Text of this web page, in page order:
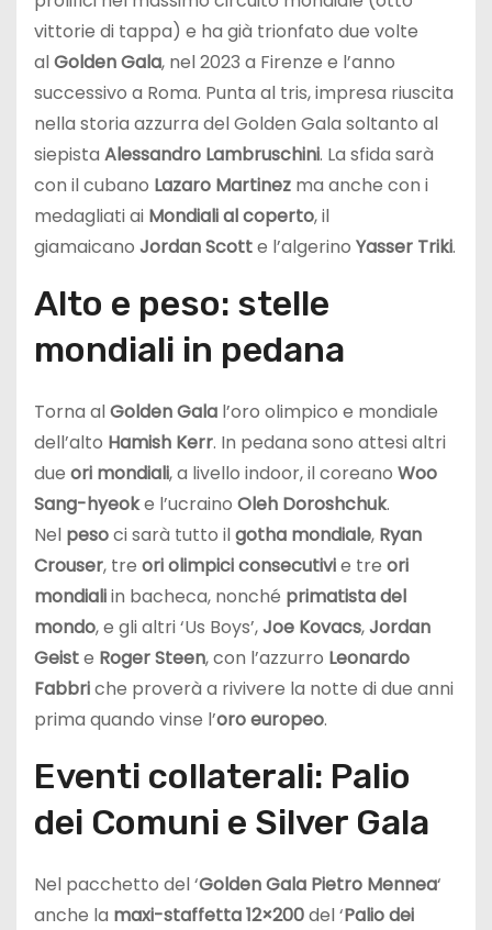
vittorie di tappa) e ha già trionfato due volte
alGolden Gala, nel 2023 a Firenze e l’anno
successivo a Roma. Punta al tris, impresa riuscita
nella storia azzurra del Golden Gala soltanto al
siepista Alessandro Lambruschini. La sfida sarà
con il cubano Lazaro Martinez ma anche con i
medagliati ai Mondiali al coperto, il
giamaicano Jordan Scotte l’algerino Yasser Triki.
Alto e peso: stelle
mondiali in pedana
Torna alGolden Gala l’oro olimpico e mondiale
dell’alto Hamish Kerr. In pedana sono attesi altri
due ori mondiali, a livello indoor, il coreano Woo
Sang-hyeoke l’ucraino Oleh Doroshchuk.
Nel pesoci sarà tutto ilgotha mondiale, Ryan
Crouser, tre ori olimpici consecutivie tre ori
mondialiin bacheca, nonché primatista del
mondo, e gli altri ‘Us Boys’,Joe Kovacs,Jordan
Geiste Roger Steen, con l’azzurro Leonardo
Fabbriche proverà a rivivere la notte di due anni
prima quando vinse l’oro europeo.
Eventi collaterali: Palio
dei Comuni e Silver Gala
Nel pacchetto del ‘Golden Gala Pietro Mennea‘
anche la maxi-staffetta 12×200del ‘Palio dei